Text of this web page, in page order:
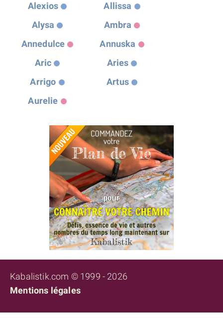
Alexios
Allissa
Alysa
Ambra
Annedulce
Annuska
Aric
Aries
Arrigo
Artus
Aurelie
Kabalistik.com © 1999 - 2026
Mentions légales